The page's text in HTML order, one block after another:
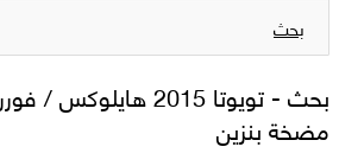
بحث
بحث - تويوتا 2015 هايلوکس /
مضخة بنزين